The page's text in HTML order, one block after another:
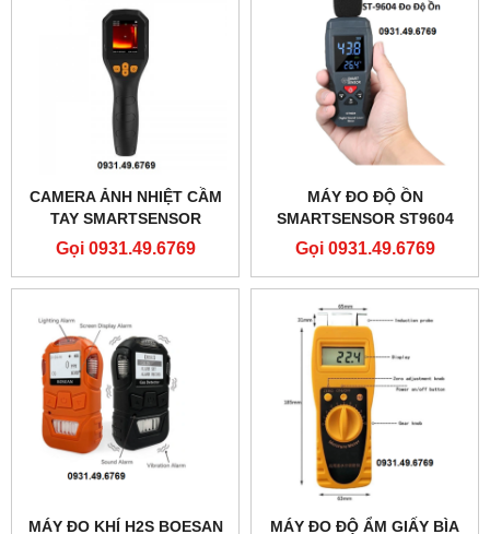
CAMERA ẢNH NHIỆT CẦM
TAY SMARTSENSOR
ST8660
Gọi 0931.49.6769
MÁY ĐO ĐỘ ỒN
SMARTSENSOR ST9604
Gọi 0931.49.6769
MÁY ĐO KHÍ H2S BOESAN
MÁY ĐO ĐỘ ẨM GIẤY BÌA